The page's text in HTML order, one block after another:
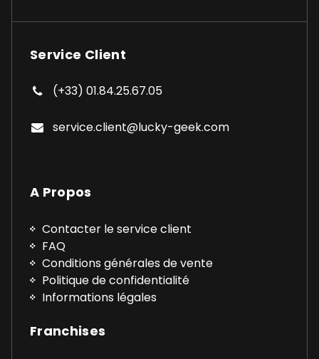
Service Client
(+33) 01.84.25.67.05
service.client@lucky-geek.com
A Propos
Contacter le service client
FAQ
Conditions générales de vente
Politique de confidentialité
Informations légales
Franchises